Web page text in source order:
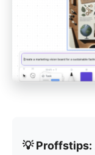
💡 Proffstips: